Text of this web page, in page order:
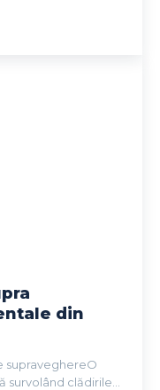
din
supraveghereO
clădirile...